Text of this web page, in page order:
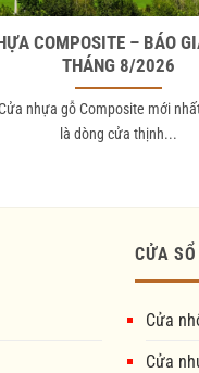
COMPOSITE – BÁO
THÁNG 8/2026
nhựa gỗ Composite mới
là dòng cửa thịnh...
CỬA SỔ
Cửa
Cửa